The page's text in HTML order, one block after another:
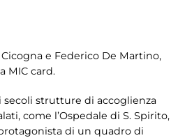
e Federico De Martino,
MIC card.
secoli strutture di accoglienza
come l’Ospedale di S. Spirito,
di un quadro di